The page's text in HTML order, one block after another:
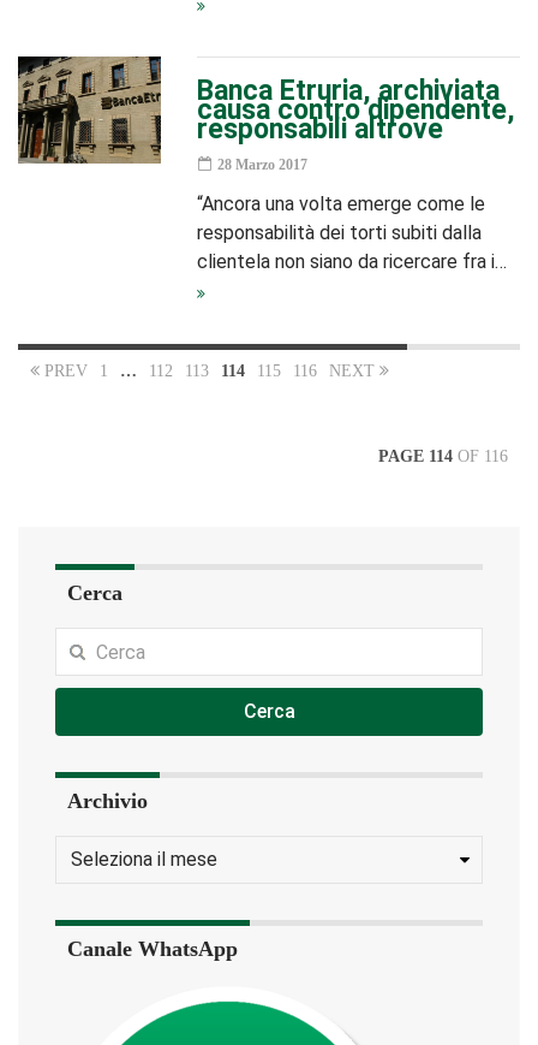
Banca Etruria, archiviata
causa contro dipendente,
responsabili altrove
28 Marzo 2017
“Ancora una volta emerge come le
responsabilità dei torti subiti dalla
clientela non siano da ricercare fra i…
PREV 1 … 112 113 114 115 116 NEXT
PAGE 114 OF 116
Cerca
Cerca
Archivio
Canale WhatsApp